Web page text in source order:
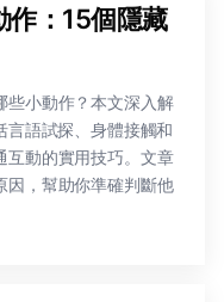
作：15個隱藏
些小動作？本文深入解
言語試探、身體接觸和
互動的實用技巧。文章
因，幫助你準確判斷他